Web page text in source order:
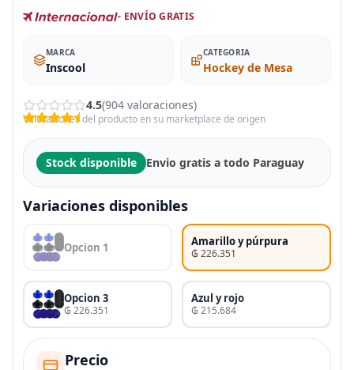
- ENVÍO GRATIS
MARCA
Inscool
CATEGORIA
Hockey de Mesa
4.5(904 valoraciones)
Valoraciones del producto en su marketplace de origen
Stock disponible Envio gratis a todo Paraguay
Variaciones disponibles
Opcion 1 Amarillo y púrpura
₲ 226.351
Opcion 3
₲ 226.351
Azul y rojo
₲ 215.684
Precio